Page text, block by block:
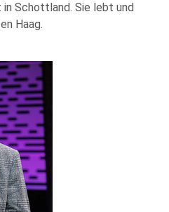
Schottland. Sie lebt und
Haag.